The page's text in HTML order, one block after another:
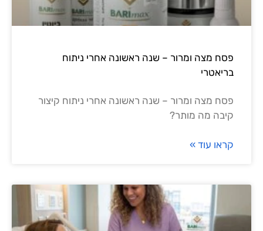
פסח מצה ומרור – שנה ראשונה אחרי ניתוח
בריאטרי
פסח מצה ומרור – שנה ראשונה אחרי ניתוח קיצור
קיבה מה מותר?
קראו עוד »